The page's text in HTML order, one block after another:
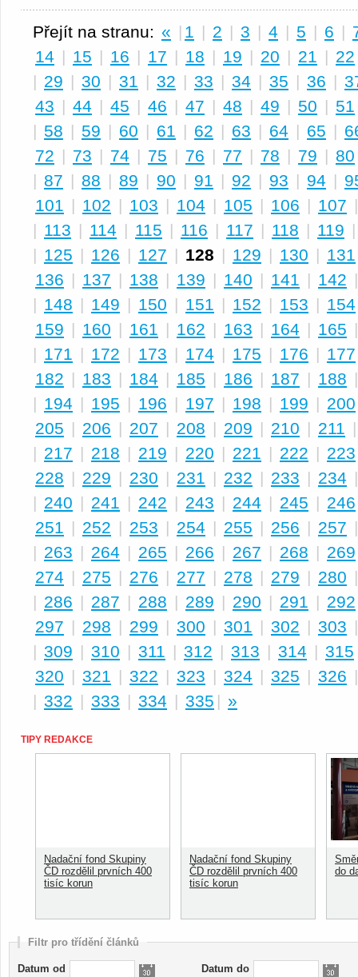
Přejít na stranu: « | 1 | 2 | 3 | 4 | 5 | 6 |
14 | 15 | 16 | 17 | 18 | 19 | 20 | 21 | 22
| 29 | 30 | 31 | 32 | 33 | 34 | 35 | 36 |
43 | 44 | 45 | 46 | 47 | 48 | 49 | 50 | 51
| 58 | 59 | 60 | 61 | 62 | 63 | 64 | 65 |
72 | 73 | 74 | 75 | 76 | 77 | 78 | 79 | 80
| 87 | 88 | 89 | 90 | 91 | 92 | 93 | 94 |
101 | 102 | 103 | 104 | 105 | 106 | 107
| 113 | 114 | 115 | 116 | 117 | 118 | 119
| 125 | 126 | 127 | 128 | 129 | 130 | 131
136 | 137 | 138 | 139 | 140 | 141 | 142
| 148 | 149 | 150 | 151 | 152 | 153 | 154
159 | 160 | 161 | 162 | 163 | 164 | 165
| 171 | 172 | 173 | 174 | 175 | 176 | 177
182 | 183 | 184 | 185 | 186 | 187 | 188
| 194 | 195 | 196 | 197 | 198 | 199 | 200
205 | 206 | 207 | 208 | 209 | 210 | 211
| 217 | 218 | 219 | 220 | 221 | 222 | 223
228 | 229 | 230 | 231 | 232 | 233 | 234
| 240 | 241 | 242 | 243 | 244 | 245 | 246
251 | 252 | 253 | 254 | 255 | 256 | 257
| 263 | 264 | 265 | 266 | 267 | 268 | 269
274 | 275 | 276 | 277 | 278 | 279 | 280
| 286 | 287 | 288 | 289 | 290 | 291 | 292
297 | 298 | 299 | 300 | 301 | 302 | 303
| 309 | 310 | 311 | 312 | 313 | 314 | 315
320 | 321 | 322 | 323 | 324 | 325 | 326
| 332 | 333 | 334 | 335 | »
TIPY REDAKCE
Nadační fond Skupiny
ČD rozdělil prvních 400
tisíc korun
Nadační fond Skupiny
ČD rozdělil prvních 400
tisíc korun
do
Filtr pro třídění článků
Datum od Datum do